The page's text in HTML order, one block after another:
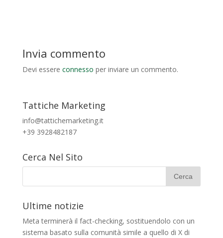
Invia commento
Devi essere connesso per inviare un commento.
Tattiche Marketing
info@tattichemarketing.it
+39 3928482187
Cerca Nel Sito
Ultime notizie
Meta terminerà il fact-checking, sostituendolo con un
sistema basato sulla comunità simile a quello di X di